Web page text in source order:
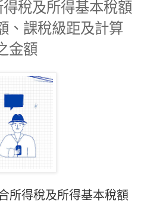
稅及所得基本稅額
、課稅級距及計算
金額
所得稅及所得基本稅額